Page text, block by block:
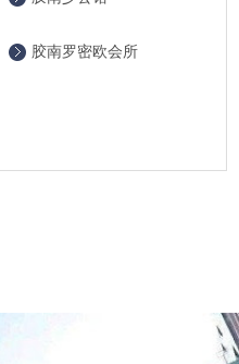
胶南罗密欧会所